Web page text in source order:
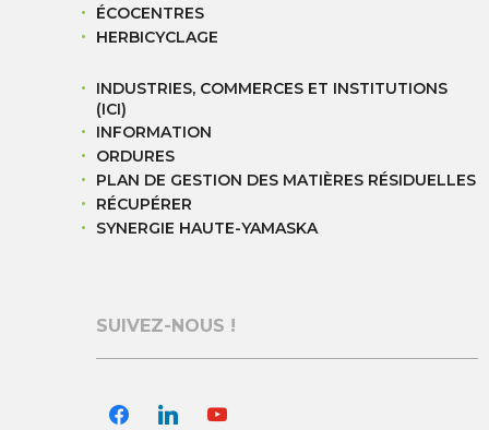
ÉCOCENTRES
HERBICYCLAGE
INDUSTRIES, COMMERCES ET INSTITUTIONS
(ICI)
INFORMATION
ORDURES
PLAN DE GESTION DES MATIÈRES RÉSIDUELLES
RÉCUPÉRER
SYNERGIE HAUTE-YAMASKA
SUIVEZ-NOUS !
facebooklinkedinyoutube